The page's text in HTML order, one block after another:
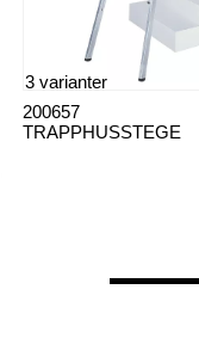
TRAPPHUSSTEGE
200657
3 varianter